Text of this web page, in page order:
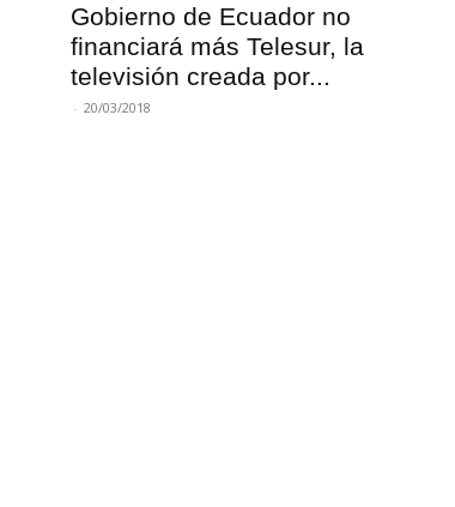
Gobierno de Ecuador no
financiará más Telesur, la
televisión creada por...
- 20/03/2018